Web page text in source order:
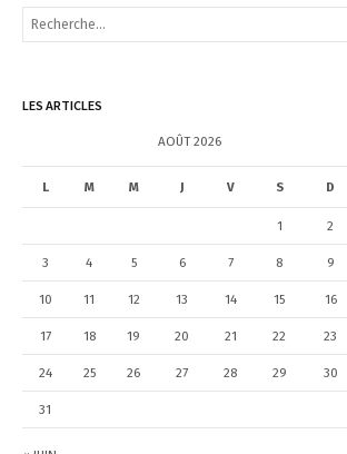
R
r
e
LES ARTICLES
AOÛT 2026
L M M J V S D
1 2
3 4 5 6 7 8 9
10 11 12 13 14 15 16
17 18 19 20 21 22 23
24 25 26 27 28 29 30
31